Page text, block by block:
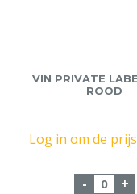
VIN PRIVATE
ROOD
Log in om de
- Vin +